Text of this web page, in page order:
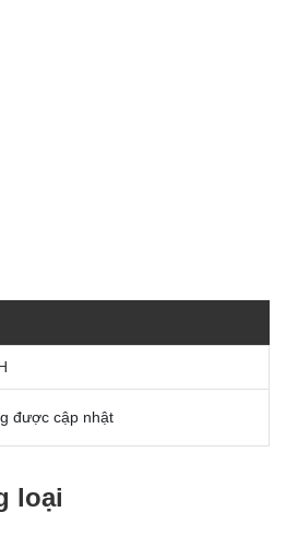
được cập nhật
loại